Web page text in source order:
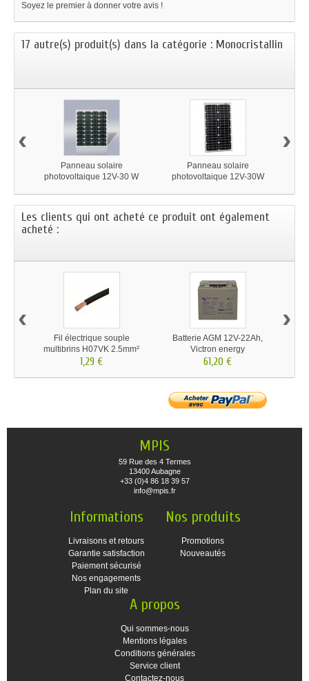
Soyez le premier à donner votre avis !
17 autre(s) produit(s) dans la catégorie : Monocristall​in
Panneau solaire
photovoltaique 12V-30 W
Panneau solaire
photovoltaique 12V-30W
‹ ›
Les clients qui ont acheté ce produit ont également
acheté :
Fil électrique souple
multibrins H07VK 2.5mm²
1,29 €
Batterie AGM 12V-22Ah,
Victron energy
61,20 €
‹ ›
MPIS
59 Rue des 4 Termes
13400 Aubagne
+33 (0)4 86 18 39 57
info@mpis.fr
Informations
Livraisons et retours
Garantie satisfaction
Paiement sécurisé
Nos engagements
Plan du site
Nos produits
Promotions
Nouveautés
A propos
Qui sommes-nous
Mentions légales
Conditions générales
Service client
Contactez-nous